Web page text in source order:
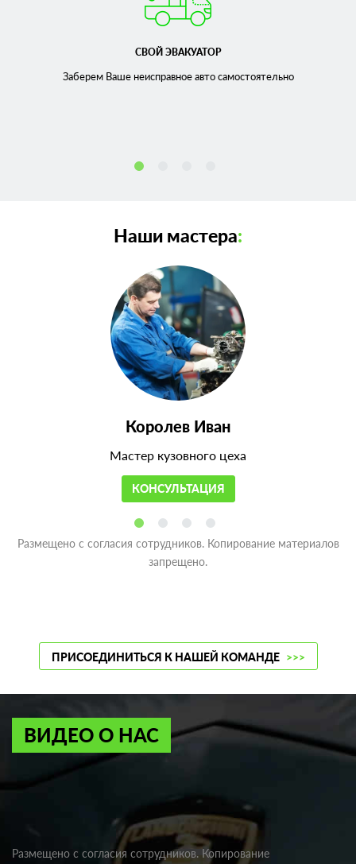
СВОЙ ЭВАКУАТОР
Заберем Ваше неисправноеавто самостоятельно
Наши мастера:
Королев Иван
Мастер кузовного цеха
КОНСУЛЬТАЦИЯ
Размещено с согласия сотрудников. Копирование материалов
запрещено.
ПРИСОЕДИНИТЬСЯ К НАШЕЙ КОМАНДЕ >>>
ВИДЕО О НАС
Размещено с согласия сотрудников. Копирование